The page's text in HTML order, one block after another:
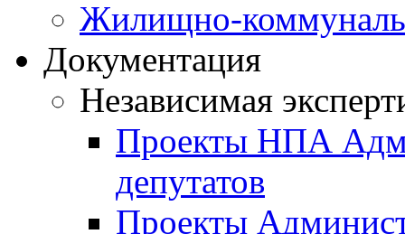
Жилищно-
Документация
Независимая
Проекты НПА
депутатов
Проекты